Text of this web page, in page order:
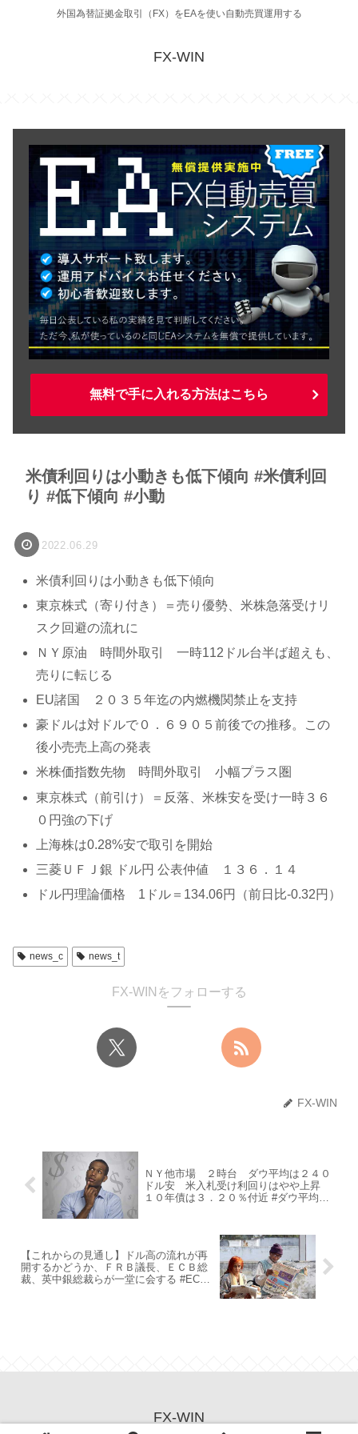
外国為替証拠金取引（FX）をEAを使い自動売買運用する
FX-WIN
無料で手に入れる方法はこちら
米債利回りは小動きも低下傾向 #米債利回
り #低下傾向 #小動
2022.06.29
米債利回りは小動きも低下傾向
東京株式（寄り付き）＝売り優勢、米株急落受けリ
スク回避の流れに
ＮＹ原油 時間外取引 一時112ドル台半ば超えも、
売りに転じる
EU諸国 ２０３５年迄の内燃機関禁止を支持
豪ドルは対ドルで０．６９０５前後での推移。この
後小売売上高の発表
米株価指数先物 時間外取引 小幅プラス圏
東京株式（前引け）＝反落、米株安を受け一時３６
０円強の下げ
上海株は0.28%安で取引を開始
三菱ＵＦＪ銀 ドル円 公表仲値 １３６．１４
ドル円理論価格 1ドル＝134.06円（前日比-0.32円）
news_c news_t
FX-WINをフォローする
FX-WIN
ＮＹ他市場 ２時台 ダウ平均は２４０
ドル安 米入札受け利回りはやや上昇
１０年債は３．２０％付近 #ダウ平均
【これからの見通し】ドル高の流れが再
開するかどうか、ＦＲＢ議長、ＥＣＢ総
裁、英中銀総裁らが一堂に会する #ECB
FX-WIN